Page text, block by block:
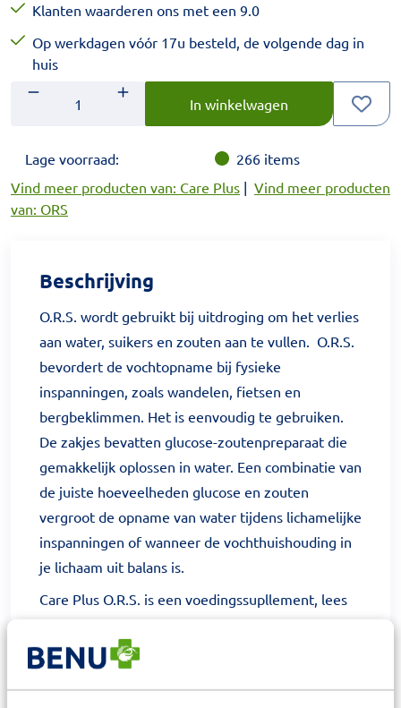
Klanten waarderen ons met een 9.0
Op werkdagen vóór 17u besteld, de volgende dag in
huis
Aantal
Voer het gewenste aantal in.
In winkelwagen
Lage voorraad: 266 items
Vind meer producten van: Care Plus | Vind meer producten
van: ORS
Beschrijving
O.R.S. wordt gebruikt bij uitdroging om het verlies
aan water, suikers en zouten aan te vullen. O.R.S.
bevordert de vochtopname bij fysieke
inspanningen, zoals wandelen, fietsen en
bergbeklimmen. Het is eenvoudig te gebruiken.
De zakjes bevatten glucose-zoutenpreparaat die
gemakkelijk oplossen in water. Een combinatie van
de juiste hoeveelheden glucose en zouten
vergroot de opname van water tijdens lichamelijke
inspanningen of wanneer de vochthuishouding in
je lichaam uit balans is.
Care Plus O.R.S. is een voedingssupllement, lees
voedingssupplement mag niet als vervanging van
een gevarieerde en evenwichtige voeding en van